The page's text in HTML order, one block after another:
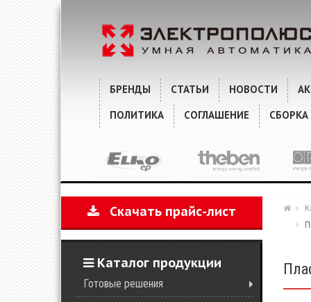
БРЕНДЫ СТАТЬИ НОВОСТИ
ПОЛИТИКА
СОГЛАШЕНИЕ
Скачать прайс-лист
Каталог продукции
Готовые решения